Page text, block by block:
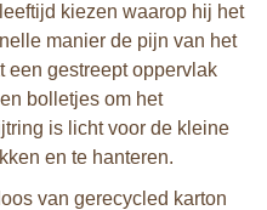
kiezen waarop hij het
manier de pijn van het
een gestreept oppervlak
bolletjes om het
is licht voor de kleine
en te hanteren.
van gerecycled karton